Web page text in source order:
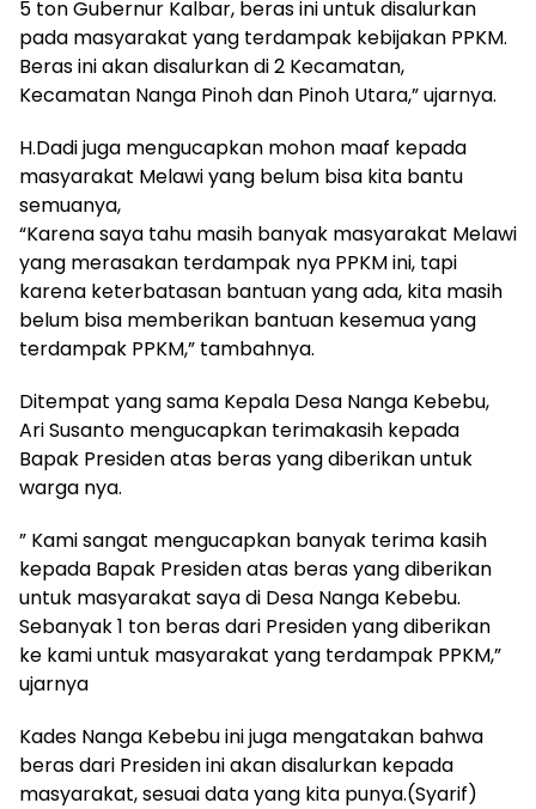
5 ton Gubernur Kalbar, beras ini untuk disalurkan
pada masyarakat yang terdampak kebijakan PPKM.
Beras ini akan disalurkan di 2 Kecamatan,
Kecamatan Nanga Pinoh dan Pinoh Utara,” ujarnya.
H.Dadi juga mengucapkan mohon maaf kepada
masyarakat Melawi yang belum bisa kita bantu
semuanya,
“Karena saya tahu masih banyak masyarakat Melawi
yang merasakan terdampak nya PPKM ini, tapi
karena keterbatasan bantuan yang ada, kita masih
belum bisa memberikan bantuan kesemua yang
terdampak PPKM,” tambahnya.
Ditempat yang sama Kepala Desa Nanga Kebebu,
Ari Susanto mengucapkan terimakasih kepada
Bapak Presiden atas beras yang diberikan untuk
warga nya.
” Kami sangat mengucapkan banyak terima kasih
kepada Bapak Presiden atas beras yang diberikan
untuk masyarakat saya di Desa Nanga Kebebu.
Sebanyak 1 ton beras dari Presiden yang diberikan
ke kami untuk masyarakat yang terdampak PPKM,”
ujarnya
Kades Nanga Kebebu ini juga mengatakan bahwa
beras dari Presiden ini akan disalurkan kepada
masyarakat, sesuai data yang kita punya.(Syarif)